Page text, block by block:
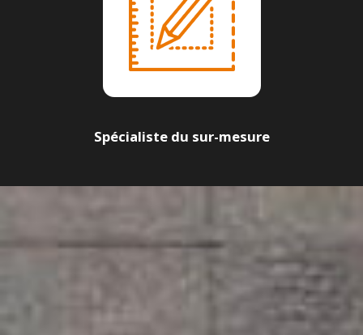
Spécialiste du sur-mesure